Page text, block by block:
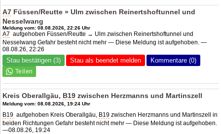
A7 Füssen/Reutte » Ulm zwischen Reinertshoftunnel und
Nesselwang
Meldung vom: 08.08.2026, 22:26 Uhr
A7 aufgehoben Füssen/Reutte → Ulm zwischen Reinertshoftunnel und
Nesselwang Gefahr besteht nicht mehr — Diese Meldung ist aufgehoben. —
08.08.26, 22:26
Stau bestätigen (3) Stau als beendet melden Kommentare (0)
Kreis Oberallgäu, B19 zwischen Herzmanns und Martinszell
Meldung vom: 08.08.2026, 19:24 Uhr
B19 aufgehoben Kreis Oberallgäu, B19 zwischen Herzmanns und Martinszell in
beiden Richtungen Gefahr besteht nicht mehr — Diese Meldung ist aufgehoben.
—08.08.26, 19:24